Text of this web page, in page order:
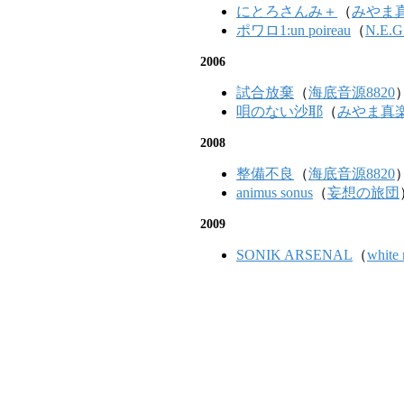
にとろさんみ＋
（みやま
ポワロ1:un poireau （
2006
試合放棄 （海底音源8820）
唄のない沙耶 （みやま真
2008
整備不良 （海底音源8820）
animus sonus （妄想の旅団
2009
SONIK ARSENAL （white